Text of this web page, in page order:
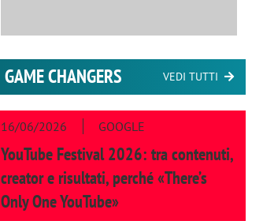
GAME CHANGERS VEDI TUTTI
16/06/2026 GOOGLE
YouTube Festival 2026: tra contenuti,
creator e risultati, perché «There’s
Only One YouTube»